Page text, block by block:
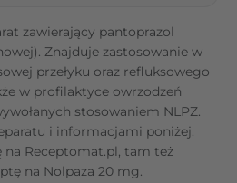
zawierający pantoprazol
Znajduje zastosowanie w
przełyku oraz refluksowego
w profilaktyce owrzodzeń
stosowaniem NLPZ.
i informacjami poniżej.
na Receptomat.pl, tam też
na Nolpaza 20 mg.